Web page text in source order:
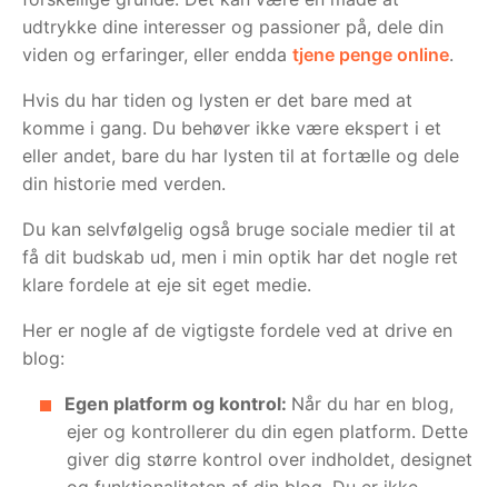
udtrykke dine interesser og passioner på, dele din
viden og erfaringer, eller endda tjene penge online.
Hvis du har tiden og lysten er det bare med at
komme i gang. Du behøver ikke være ekspert i et
eller andet, bare du har lysten til at fortælle og dele
din historie med verden.
Du kan selvfølgelig også bruge sociale medier til at
få dit budskab ud, men i min optik har det nogle ret
klare fordele at eje sit eget medie.
Her er nogle af de vigtigste fordele ved at drive en
blog:
Egen platform og kontrol: Når du har en blog,
ejer og kontrollerer du din egen platform. Dette
giver dig større kontrol over indholdet, designet